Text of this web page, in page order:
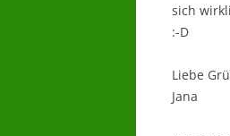
sich
:-D
Liebe
Jana